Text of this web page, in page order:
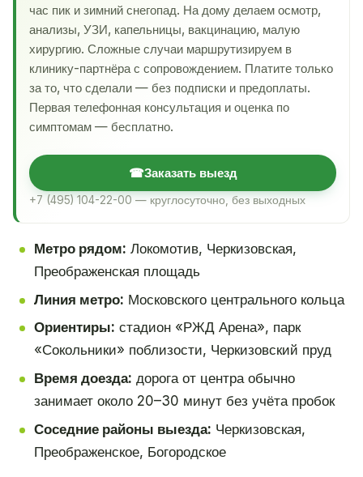
час пик и зимний снегопад. На дому делаем осмотр,
анализы, УЗИ, капельницы, вакцинацию, малую
хирургию. Сложные случаи маршрутизируем в
клинику-партнёра с сопровождением. Платите только
за то, что сделали — без подписки и предоплаты.
Первая телефонная консультация и оценка по
симптомам — бесплатно.
☎Заказать выезд
+7 (495) 104-22-00 — круглосуточно, без выходных
Метро рядом: Локомотив, Черкизовская,
Преображенская площадь
Линия метро: Московского центрального кольца
Ориентиры: стадион «РЖД Арена», парк
«Сокольники» поблизости, Черкизовский пруд
Время доезда: дорога от центра обычно
занимает около 20–30 минут без учёта пробок
Соседние районы выезда: Черкизовская,
Преображенское, Богородское